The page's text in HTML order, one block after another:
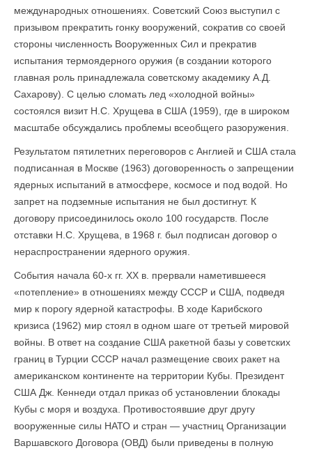
международных отношениях. Советский Союз выступил с
призывом прекратить гонку вооружений, сократив со своей
стороны численность Вооруженных Сил и прекратив
испытания термоядерного оружия (в создании которого
главная роль принадлежала советскому академику А.Д.
Сахарову). С целью сломать лед «холодной войны»
состоялся визит Н.С. Хрущева в США (1959), где в широком
масштабе обсуждались проблемы всеобщего разоружения.
Результатом пятилетних переговоров с Англией и США стала
подписанная в Москве (1963) договоренность о запрещении
ядерных испытаний в атмосфере, космосе и под водой. Но
запрет на подземные испытания не был достигнут. К
договору присоединилось около 100 государств. После
отставки Н.С. Хрущева, в 1968 г. был подписан договор о
нераспространении ядерного оружия.
События начала 60-х гг. XX в. прервали наметившееся
«потепление» в отношениях между СССР и США, подведя
мир к порогу ядерной катастрофы. В ходе Карибского
кризиса (1962) мир стоял в одном шаге от третьей мировой
войны. В ответ на создание США ракетной базы у советских
границ в Турции СССР начал размещение своих ракет на
американском континенте на территории Кубы. Президент
США Дж. Кеннеди отдал приказ об установлении блокады
Кубы с моря и воздуха. Противостоявшие друг другу
вооруженные силы НАТО и стран — участниц Организации
Варшавского Договора (ОВД) были приведены в полную